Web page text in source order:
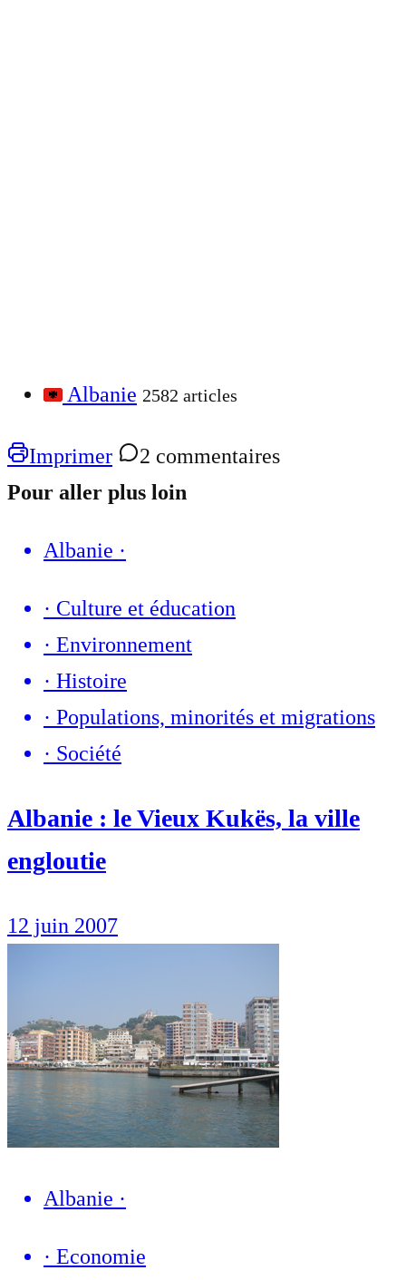
Albanie 2582 articles
Imprimer
2 commentaires
Pour aller plus loin
Albanie ·
· Culture et éducation
· Environnement
· Histoire
· Populations, minorités et migrations
· Société
Albanie : le Vieux Kukës, la ville
engloutie
12 juin 2007
Albanie ·
· Economie